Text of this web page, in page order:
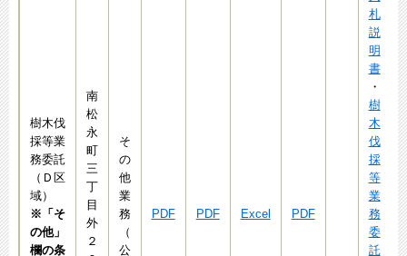
樹木伐
採等業
務委託
（Ｄ区
域）
※「そ
の他」
欄の条
南
松
永
町
三
丁
目
外
２
そ
の
他
業
務
（
公
PDF PDF Excel PDF
札
説
明
書
・
樹
木
伐
採
等
業
務
委
託